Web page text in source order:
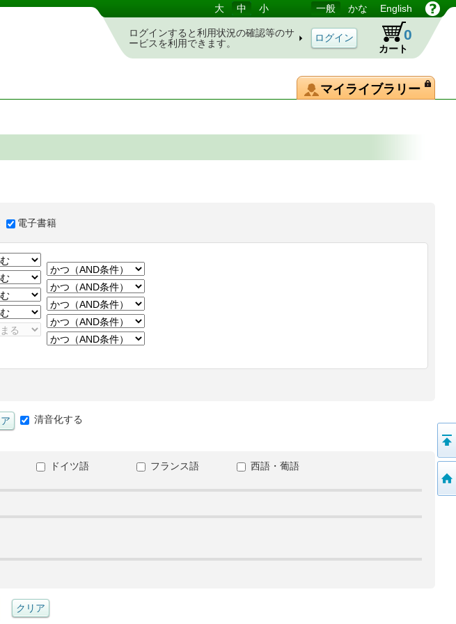
大 中 小 一般 かな English
ログインすると利用状況の確認等のサ
ービスを利用できます。
カート
0
マイライブラリー
電子書籍
清音化する
ドイツ語 フランス語
西語・葡語